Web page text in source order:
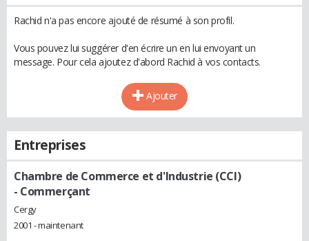
Rachid n'a pas encore ajouté de résumé à son profil.
Vous pouvez lui suggérer d'en écrire un en lui envoyant un
message. Pour cela ajoutez d'abord Rachid à vos contacts.
Ajouter
Entreprises
Chambre de Commerce et d'Industrie (CCI)
- Commerçant
Cergy
2001 - maintenant